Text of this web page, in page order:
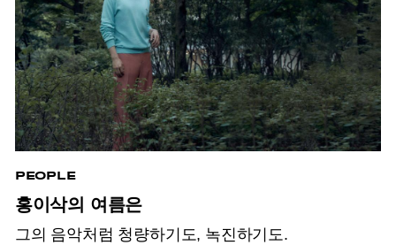
PEOPLE
홍이삭의 여름은
그의 음악처럼 청량하기도, 녹진하기도.